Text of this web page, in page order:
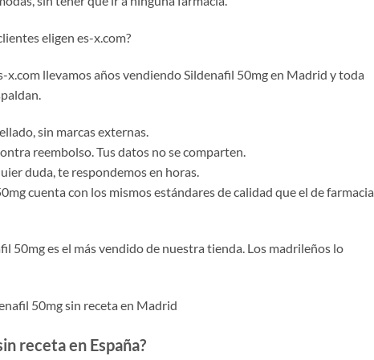
eligen es-x.com?
x.com llevamos años vendiendo Sildenafil 50mg en Madrid y toda
sin marcas externas.
reembolso. Tus datos no se comparten.
duda, te respondemos en horas.
cuenta con los mismos estándares de calidad que el de farmacia,
50mg es el más vendido de nuestra tienda. Los madrileños lo
50mg sin receta en Madrid
receta en España?